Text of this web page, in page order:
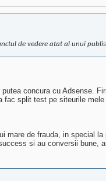
de vedere atat al unui
concura cu Adsense.
split test pe siteurile
mare de frauda, in special
si au conversii bune,